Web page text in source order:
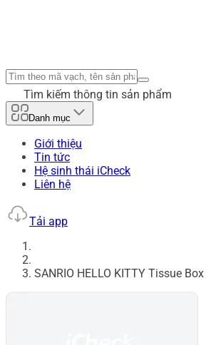
Tìm kiếm thông tin sản phẩm
Danh mục
Giới thiệu
Tin tức
Hệ sinh thái iCheck
Liên hệ
Tải app
SANRIO HELLO KITTY Tissue